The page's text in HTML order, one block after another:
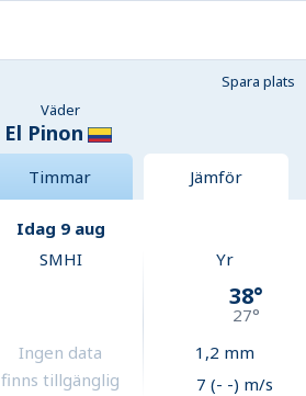
Spara plats
Väder
El Pinon
Timmar Jämför
Idag 9 aug
SMHI
Ingen data
finns tillgänglig
Yr
38°
27°
1,2 mm
7 (- -) m/s